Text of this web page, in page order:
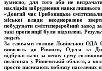
зумисно, для того аби не
наслідків забруднення
«Довгий час Грибовицьке
міської влади неодноразово
побудувати сміттєпереробний завод
такі пропозиції були відхилені.
людей.
За словами голови Львівської ОДА
вивозять до Рівного, Одеси та
відбувається: за певну суму
полігонах у Рівненській області, а
просто висипають поблизу населених